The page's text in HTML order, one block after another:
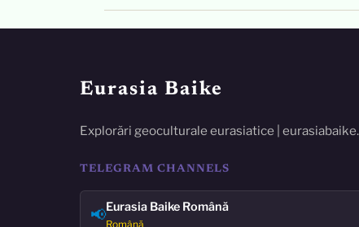
Eurasia Baike
Explorări geoculturale eurasiatice |
TELEGRAM CHANNELS
📢Eurasia Baike Română
Română